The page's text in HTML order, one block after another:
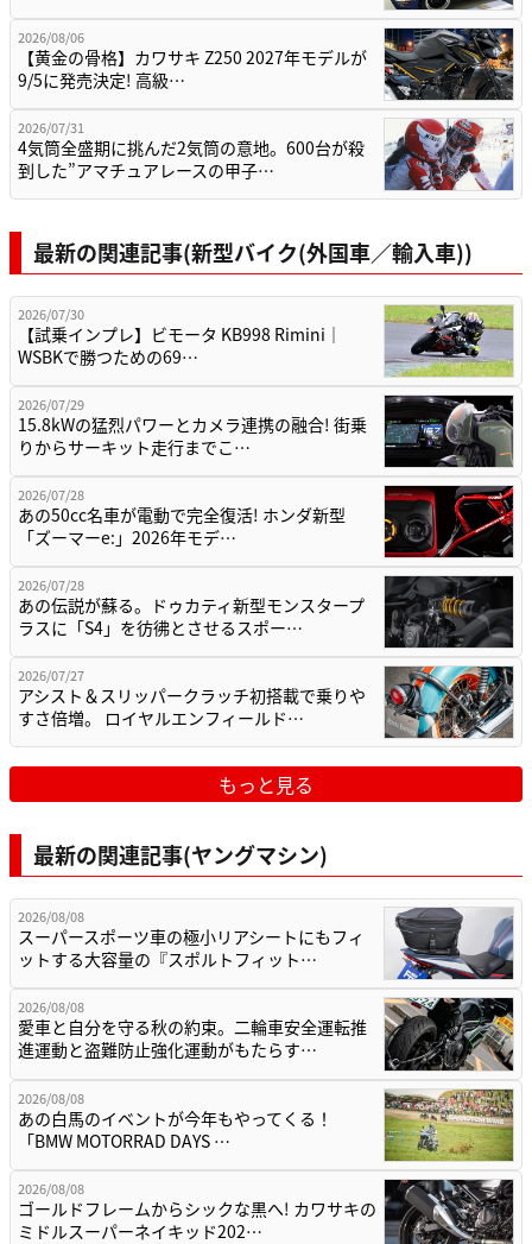
2026/08/06
【黄金の骨格】カワサキ Z250 2027年モデルが
9/5に発売決定! 高級…
2026/07/31
4気筒全盛期に挑んだ2気筒の意地。600台が殺
到した”アマチュアレースの甲子…
最新の関連記事(新型バイク(外国車／輸入車))
2026/07/30
【試乗インプレ】ビモータ KB998 Rimini｜
WSBKで勝つための69…
2026/07/29
15.8kWの猛烈パワーとカメラ連携の融合! 街乗
りからサーキット走行までこ…
2026/07/28
あの50cc名車が電動で完全復活! ホンダ新型
「ズーマーe:」2026年モデ…
2026/07/28
あの伝説が蘇る。ドゥカティ新型モンスタープ
ラスに「S4」を彷彿とさせるスポー…
2026/07/27
アシスト＆スリッパークラッチ初搭載で乗りや
すさ倍増。 ロイヤルエンフィールド…
もっと見る
最新の関連記事(ヤングマシン)
2026/08/08
スーパースポーツ車の極小リアシートにもフィ
ットする大容量の『スポルトフィット…
2026/08/08
愛車と自分を守る秋の約束。二輪車安全運転推
進運動と盗難防止強化運動がもたらす…
2026/08/08
あの白馬のイベントが今年もやってくる！
「BMW MOTORRAD DAYS …
2026/08/08
ゴールドフレームからシックな黒へ! カワサキの
ミドルスーパーネイキッド202…